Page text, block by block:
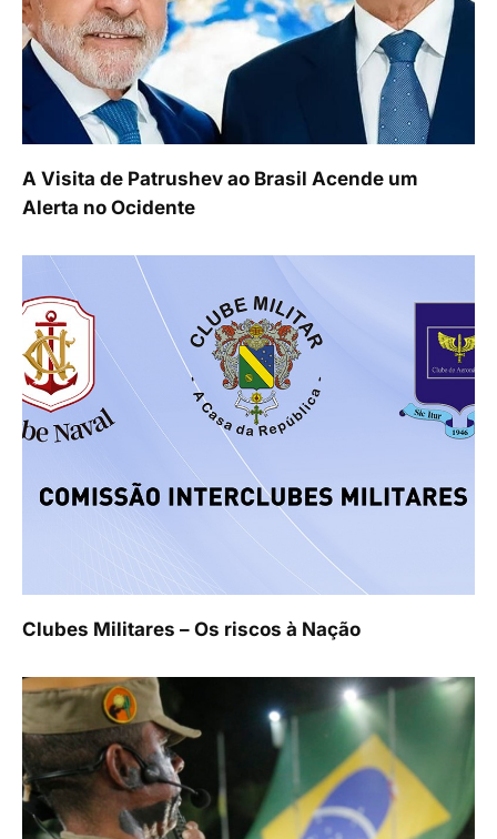
A Visita de Patrushev ao Brasil Acende um
Alerta no Ocidente
Clubes Militares – Os riscos à Nação